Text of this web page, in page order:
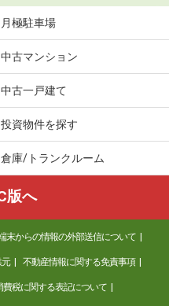
月極駐車場
中古マンション
中古一戸建て
投資物件を探す
倉庫/トランクルーム
版へ
末からの情報の外部送信について
不動産情報に関する免責事項
費税に関する表記について